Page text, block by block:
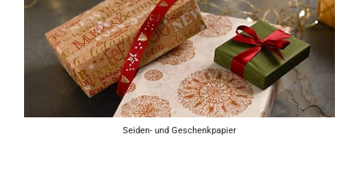
Seiden- und Geschenkpapier